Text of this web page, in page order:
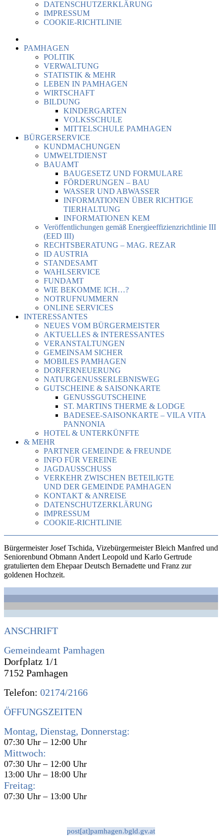
DATENSCHUTZERKLÄRUNG
IMPRESSUM
COOKIE-RICHTLINIE
PAMHAGEN
POLITIK
VERWALTUNG
STATISTIK & MEHR
LEBEN IN PAMHAGEN
WIRTSCHAFT
BILDUNG
KINDERGARTEN
VOLKSSCHULE
MITTELSCHULE PAMHAGEN
BÜRGERSERVICE
KUNDMACHUNGEN
UMWELTDIENST
BAUAMT
BAUGESETZ UND FORMULARE
FÖRDERUNGEN – BAU
WASSER UND ABWASSER
INFORMATIONEN ÜBER RICHTIGE
TIERHALTUNG
INFORMATIONEN KEM
Veröffentlichungen gemäß Energieeffizienzrichtlinie III
(EED III)
RECHTSBERATUNG – MAG. REZAR
ID AUSTRIA
STANDESAMT
WAHLSERVICE
FUNDAMT
WIE BEKOMME ICH…?
NOTRUFNUMMERN
ONLINE SERVICES
INTERESSANTES
NEUES VOM BÜRGERMEISTER
AKTUELLES & INTERESSANTES
VERANSTALTUNGEN
GEMEINSAM SICHER
MOBILES PAMHAGEN
DORFERNEUERUNG
NATURGENUSSERLEBNISWEG
GUTSCHEINE & SAISONKARTE
GENUSSGUTSCHEINE
ST. MARTINS THERME & LODGE
BADESEE-SAISONKARTE – VILA VITA
PANNONIA
HOTEL & UNTERKÜNFTE
& MEHR
PARTNER GEMEINDE & FREUNDE
INFO FÜR VEREINE
JAGDAUSSCHUSS
VERKEHR ZWISCHEN BETEILIGTE
UND DER GEMEINDE PAMHAGEN
KONTAKT & ANREISE
DATENSCHUTZERKLÄRUNG
IMPRESSUM
COOKIE-RICHTLINIE
Bürgermeister Josef Tschida, Vizebürgermeister Bleich Manfred und
Seniorenbund Obmann Andert Leopold und Karlo Gertrude
gratulierten dem Ehepaar Deutsch Bernadette und Franz zur
goldenen Hochzeit.
ANSCHRIFT
Gemeindeamt Pamhagen
Dorfplatz 1/1
7152 Pamhagen
Telefon: 02174/2166
ÖFFUNGSZEITEN
Montag, Dienstag, Donnerstag:
07:30 Uhr – 12:00 Uhr
Mittwoch:
07:30 Uhr – 12:00 Uhr
13:00 Uhr – 18:00 Uhr
Freitag:
07:30 Uhr – 13:00 Uhr
post[at]pamhagen.bgld.gv.at